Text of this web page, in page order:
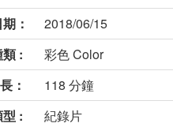
：
2018/06/15
:
彩色 Color
：
118 分鐘
:
紀錄片